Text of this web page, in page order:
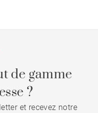
de gamme
?
et recevez notre